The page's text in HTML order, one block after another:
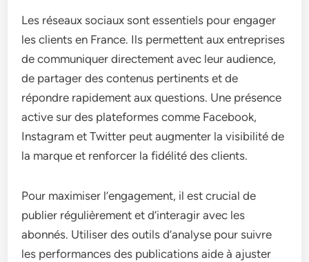
Les réseaux sociaux sont essentiels pour engager
les clients en France. Ils permettent aux entreprises
de communiquer directement avec leur audience,
de partager des contenus pertinents et de
répondre rapidement aux questions. Une présence
active sur des plateformes comme Facebook,
Instagram et Twitter peut augmenter la visibilité de
la marque et renforcer la fidélité des clients.
Pour maximiser l’engagement, il est crucial de
publier régulièrement et d’interagir avec les
abonnés. Utiliser des outils d’analyse pour suivre
les performances des publications aide à ajuster